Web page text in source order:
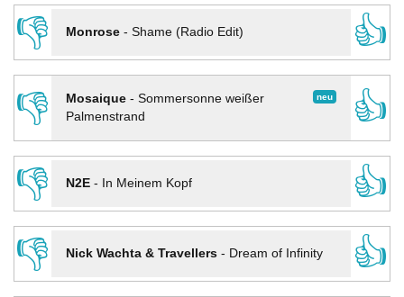
👎
Monrose- Shame (Radio Edit)
👍
👎
neu
Mosaique- Sommersonne weißer
Palmenstrand
👍
👎
N2E- In Meinem Kopf
👍
👎
Nick Wachta & Travellers- Dream of Infinity
👍